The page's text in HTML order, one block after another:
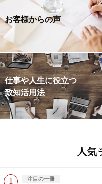
お客様からの声
仕事や人生に役立つ
致知活用法
人気
注目の一冊